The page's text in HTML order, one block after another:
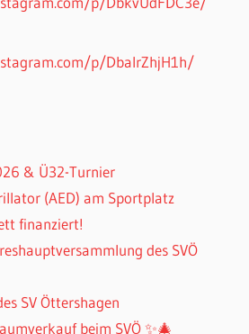
& Ü32-Turnier
(AED) am Sportplatz
finanziert!
des SVÖ
SV Öttershagen
beim SVÖ ✨🎄